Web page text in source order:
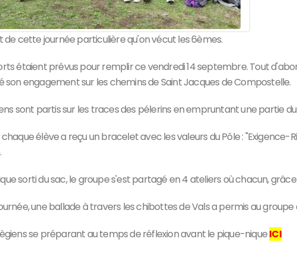
de cette journée particulière qu'on vécut les 6èmes.
étaient prévus pour remplir ce vendredi 14 septembre. Tout
son engagement sur les chemins de Saint Jacques de Compostelle.
sont partis sur les traces des pélerins en empruntant une partie
chaque élève a reçu un bracelet avec les valeurs du Pôle :
sorti du sac, le groupe s'est partagé en 4 ateliers où chacun,
une ballade à travers les chibottes de Vals a permis au
se préparant au temps de réflexion avant le pique-niqueICI